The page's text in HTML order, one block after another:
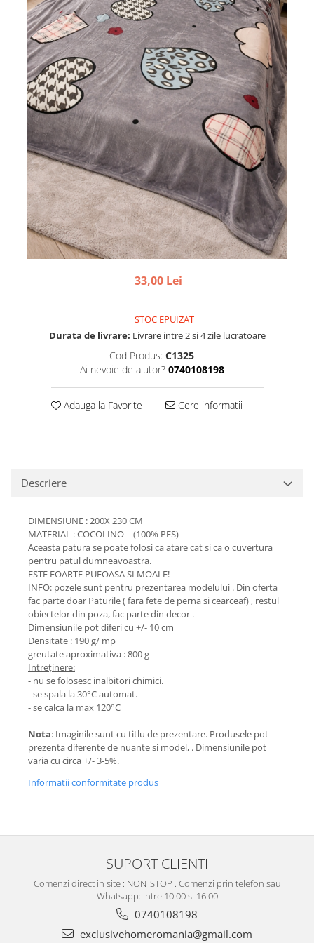
33,00 Lei
STOC EPUIZAT
Durata de livrare: Livrare intre 2 si 4 zile lucratoare
Cod Produs: C1325
Ai nevoie de ajutor? 0740108198
Adauga la Favorite Cere informatii
Descriere
DIMENSIUNE : 200X 230 CM
MATERIAL : COCOLINO - (100% PES)
Aceasta patura se poate folosi ca atare cat si ca o cuvertura
pentru patul dumneavoastra.
ESTE FOARTE PUFOASA SI MOALE!
INFO: pozele sunt pentru prezentarea modelului . Din oferta
fac parte doar Paturile ( fara fete de perna si cearceaf) , restul
obiectelor din poza, fac parte din decor .
Dimensiunile pot diferi cu +/- 10 cm
Densitate : 190 g/ mp
greutate aproximativa : 800 g
Intreținere:
- nu se folosesc inalbitori chimici.
- se spala la 30°C automat.
- se calca la max 120°C
Nota: Imaginile sunt cu titlu de prezentare. Produsele pot
prezenta diferente de nuante si model, . Dimensiunile pot
varia cu circa +/- 3-5%.
Informatii conformitate produs
SUPORT CLIENTI
Comenzi direct in site : NON_STOP . Comenzi prin telefon sau
Whatsapp: intre 10:00 si 16:00
0740108198
exclusivehomeromania@gmail.com